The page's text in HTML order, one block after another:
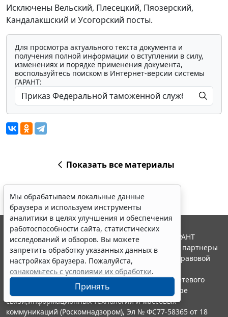
Исключены Вельский, Плесецкий, Пяозерский,
Кандалакшский и Усогорский посты.
Для просмотра актуального текста документа и
получения полной информации о вступлении в силу,
изменениях и порядке применения документа,
воспользуйтесь поиском в Интернет-версии системы
ГАРАНТ:
Показать все материалы
Мы обрабатываем локальные данные
браузера и используем инструменты
аналитики в целях улучшения и обеспечения
работоспособности сайта, статистических
исследований и обзоров. Вы можете
запретить обработку указанных данных в
настройках браузера. Пожалуйста,
ознакомьтесь с условиями их обработки.
Принять
© ООО "НПП "ГАРАНТ-СЕРВИС", 2026. Система ГАРАНТ
выпускается с 1990 года. Компания "Гарант" и ее партнеры
являются участниками Российской ассоциации правовой
информации ГАРАНТ.
Портал ГАРАНТ.РУ зарегистрирован в качестве сетевого
издания Федеральной службой по надзору в сфере
связи,информационных технологий и массовых
коммуникаций (Роскомнадзором), Эл № ФС77-58365 от 18